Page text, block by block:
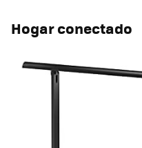
Hogar conectado